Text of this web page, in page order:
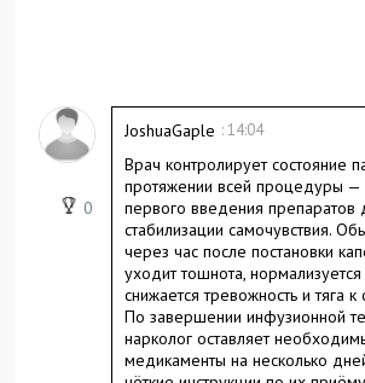
0
JoshuaGaple : 14:04
Врач контролирует состояние
протяжении всей процедуры —
первого введения препаратов
стабилизации самочувствия.
через час после постановки
уходит тошнота, нормализуется
снижается тревожность и тяга к
По завершении инфузионной
нарколог оставляет
медикаменты на несколько